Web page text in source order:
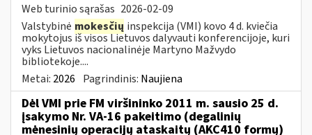
Web turinio sąrašas 2026-02-09
Valstybinė mokesčių inspekcija (VMI) kovo 4 d. kviečia
mokytojus iš visos Lietuvos dalyvauti konferencijoje, kuri
vyks Lietuvos nacionalinėje Martyno Mažvydo
bibliotekoje....
Metai: 2026 Pagrindinis: Naujiena
Dėl VMI prie FM viršininko 2011 m. sausio 25 d.
įsakymo Nr. VA-16 pakeitimo (degalinių
mėnesinių operacijų ataskaitų (AKC410 formų)